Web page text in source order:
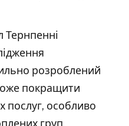
Тернпенні
розроблений
покращити
послуг, особливо
груп